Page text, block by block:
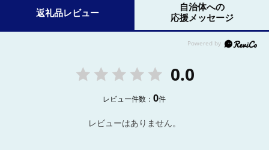
返礼品レビュー
自治体への
応援メッセージ
0.0
レビュー件数：0件
レビューはありません。